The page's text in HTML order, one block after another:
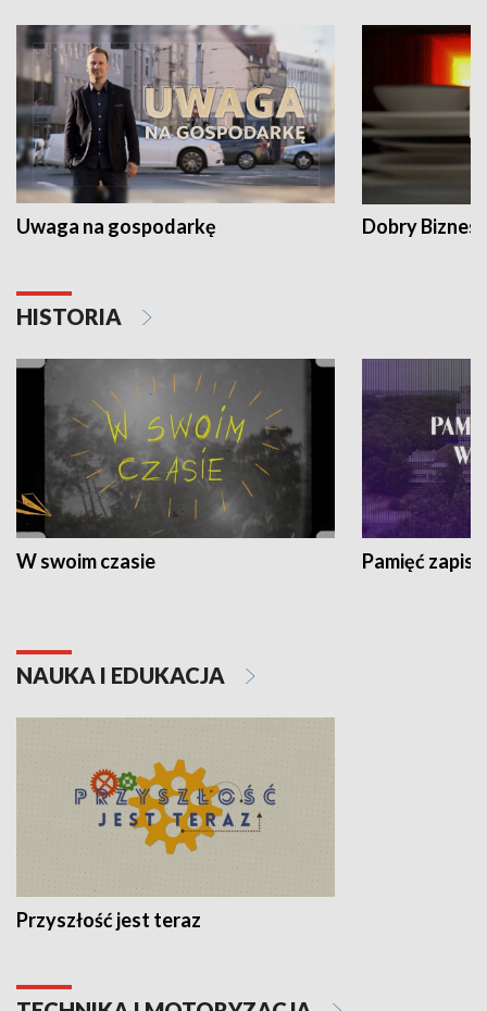
Uwaga na gospodarkę Dobry Biznes
HISTORIA
W swoim czasie Pamięć
NAUKA I EDUKACJA
Przyszłość jest teraz